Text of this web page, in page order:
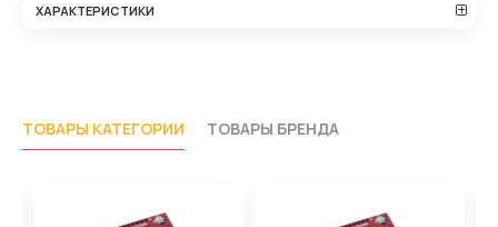
ХАРАКТЕРИСТИКИ
ТОВАРЫ КАТЕГОРИИ ТОВАРЫ БРЕНДА